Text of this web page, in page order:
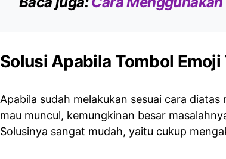
Solusi Apabila Tombol
Apabila sudah melakukan sesuai cara
mau muncul, kemungkinan besar
Solusinya sangat mudah, yaitu cukup